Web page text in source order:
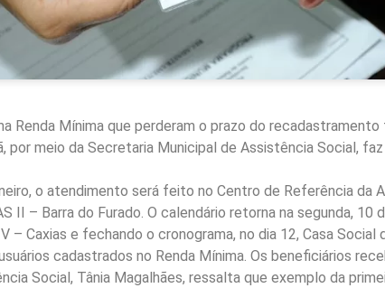
Renda Mínima que perderam o prazo do
por meio da Secretaria Municipal de Assistência Social,
o atendimento será feito no Centro de Referência da
II – Barra do Furado. O calendário retorna na segunda, 10
– Caxias e fechando o cronograma, no dia 12, Casa Social
cadastrados no Renda Mínima. Os beneficiários
Social, Tânia Magalhães, ressalta que exemplo da